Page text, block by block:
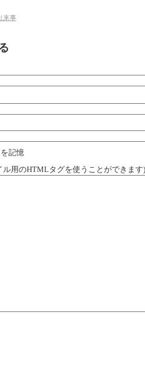
来事
記憶
ル用のHTMLタグを使うことができます)